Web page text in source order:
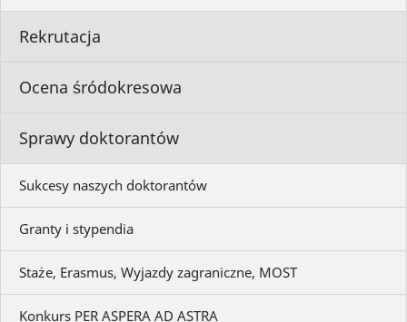
Rekrutacja
Ocena śródokresowa
Sprawy doktorantów
Sukcesy naszych doktorantów
Granty i stypendia
Staże, Erasmus, Wyjazdy zagraniczne, MOST
Konkurs PER ASPERA AD ASTRA